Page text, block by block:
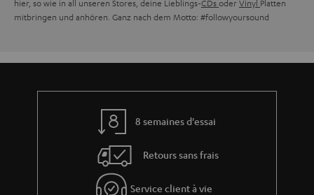
hier, so wie in all unseren Stores, deine Lieblings-CDsoderVinyl Platten
mitbringen und anhören. Ganz nach dem Motto: #followyoursound
8 semaines d'essai
Retours sans frais
Service client à vie